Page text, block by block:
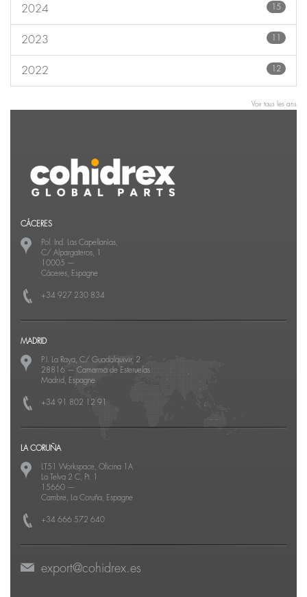
2024 15
2023 11
2022 12
Voir tous les ans
CÁCERES
Pol. Ind. Las Capellanías,
C/ Alpargateros, 1
10005 —
Cáceres, Espagne
+34 927 230 834
MADRID
P.I. La Raya, C/ Guadalquivir, 2
28816 — Camarma de Esteruelas
Madrid, Espagne
+34 91 802 12 91
LA CORUÑA
LT51 Workspace, Oficina 1A
La Telva 2 C, Pt. 1
15660 —
Cambre, La Coruña, Espagne
+34 666 572 640
export@cohidrex.es